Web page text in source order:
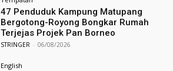
47 Penduduk Kampung Matupang
Bergotong-Royong Bongkar Rumah
Terjejas Projek Pan Borneo
STRINGER - 06/08/2026
English